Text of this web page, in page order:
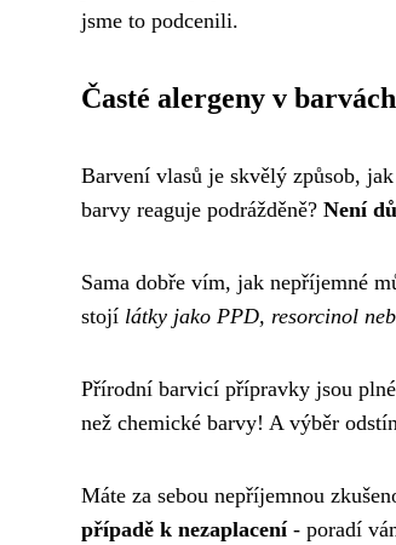
jsme to podcenili.
Časté alergeny v barvách
Barvení vlasů je skvělý způsob,
barvy reaguje podrážděně? Není
Sama dobře vím, jak nepříjemné
stojí látky jako PPD, resorcinol
Přírodní barvicí přípravky jsou
než chemické barvy! A výběr
Máte za sebou nepříjemnou
případě k nezaplacení- poradí